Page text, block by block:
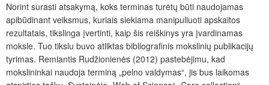
Norint surasti atsakymą, koks terminas turėtų būti naudojamas
apibūdinant veiksmus, kuriais siekiama manipuliuoti apskaitos
rezultatais, tikslinga įvertinti, kaip šis reiškinys yra įvardinamas
moksle. Tuo tikslu buvo atliktas bibliografinis mokslinių publikacijų
tyrimas. Remiantis Rudžionienės (2012) pastebėjimu, kad
mokslininkai naudoja terminą „pelno valdymas“, jis bus laikomas